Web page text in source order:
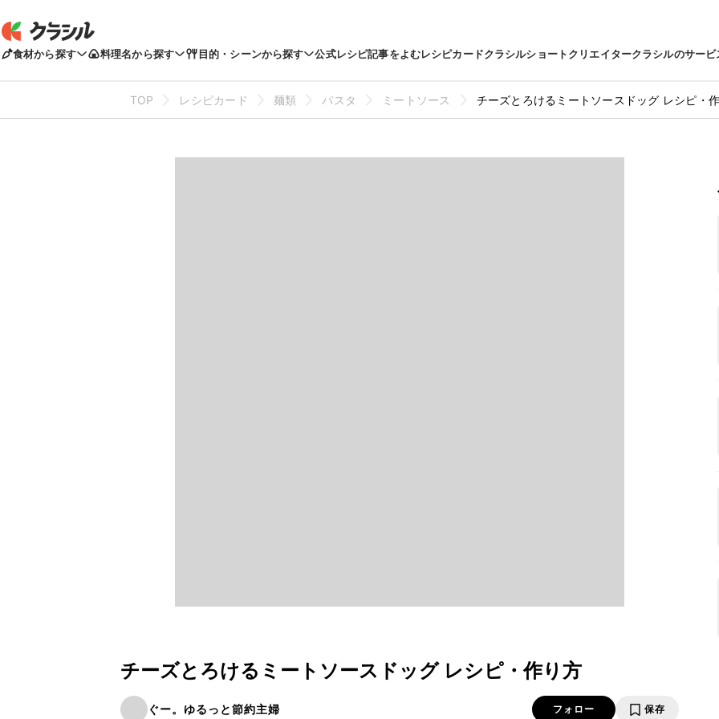
食材から探す 料理名から探す 目的・シーンから探す 公式レシピ記事をよむレシピカードクラシルショートクリエイタークラシルのサービ
TOP レシピカード 麺類 パスタ ミートソース チーズとろけるミートソースドッグ レシピ・
チーズとろけるミートソースドッグ レシピ・作り方
ぐー。ゆるっと節約主婦 フォロー 保存